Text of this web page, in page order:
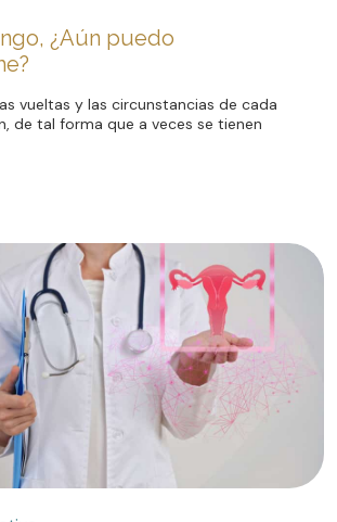
¿Aún puedo
vueltas y las circunstancias de cada
de tal forma que a veces se tienen